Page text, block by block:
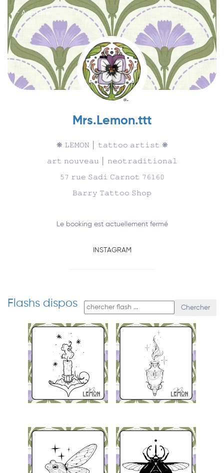
Annuaire
Mrs.Lemon.ttt
❋ 𝙻𝙴𝙼𝙾𝙽 │ 𝚝𝚊𝚝𝚝𝚘𝚘 𝚊𝚛𝚝𝚒𝚜𝚝 ❋
𝚊𝚛𝚝 𝚗𝚘𝚞𝚟𝚎𝚊𝚞 │ 𝚗𝚎𝚘𝚝𝚛𝚊𝚍𝚒𝚝𝚒𝚘𝚗𝚊𝚕
𝟻𝟽 𝚛𝚞𝚎 𝚂𝚊𝚍𝚒 𝙲𝚊𝚛𝚗𝚘𝚝 𝟽𝟼𝟷𝟼𝟶
𝙱𝚊𝚛𝚛𝚢 𝚃𝚊𝚝𝚝𝚘𝚘 𝚂𝚑𝚘𝚙
Le booking est actuellement fermé
INSTAGRAM
Flashs dispos Chercher